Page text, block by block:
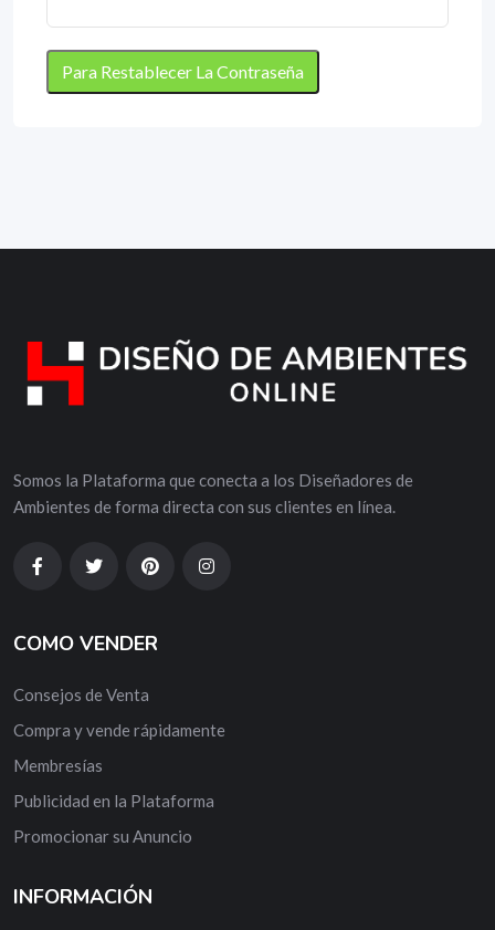
Somos la Plataforma que conecta a los Diseñadores de
Ambientes de forma directa con sus clientes en línea.
COMO VENDER
Consejos de Venta
Compra y vende rápidamente
Membresías
Publicidad en la Plataforma
Promocionar su Anuncio
INFORMACIÓN